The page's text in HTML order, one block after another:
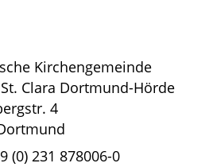
Kirchengemeinde
Clara Dortmund-Hörde
4
(0) 231 878006-0